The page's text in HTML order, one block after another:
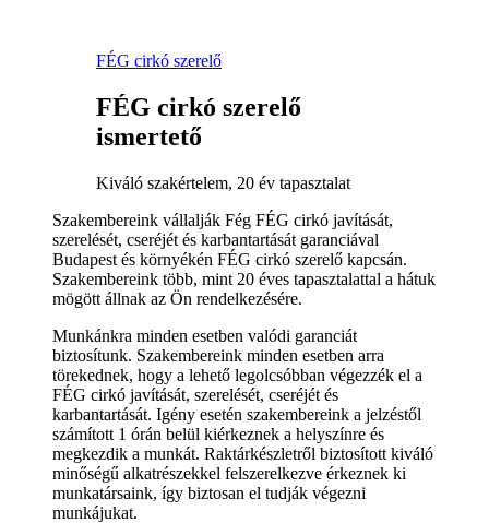
FÉG cirkó szerelő
FÉG cirkó szerelő
ismertető
Kiváló szakértelem, 20 év tapasztalat
Szakembereink vállalják Fég FÉG cirkó javítását,
szerelését, cseréjét és karbantartását garanciával
Budapest és környékén FÉG cirkó szerelő kapcsán.
Szakembereink több, mint 20 éves tapasztalattal a hátuk
mögött állnak az Ön rendelkezésére.
Munkánkra minden esetben valódi garanciát
biztosítunk. Szakembereink minden esetben arra
törekednek, hogy a lehető legolcsóbban végezzék el a
FÉG cirkó javítását, szerelését, cseréjét és
karbantartását. Igény esetén szakembereink a jelzéstől
számított 1 órán belül kiérkeznek a helyszínre és
megkezdik a munkát. Raktárkészletről biztosított kiváló
minőségű alkatrészekkel felszerelkezve érkeznek ki
munkatársaink, így biztosan el tudják végezni
munkájukat.